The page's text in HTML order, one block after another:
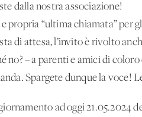
dalla nostra associazione!
propria “ultima chiamata”
di attesa, l’invito è rivolto
no? – a parenti e amici di
Spargete dunque la voce!
ad oggi